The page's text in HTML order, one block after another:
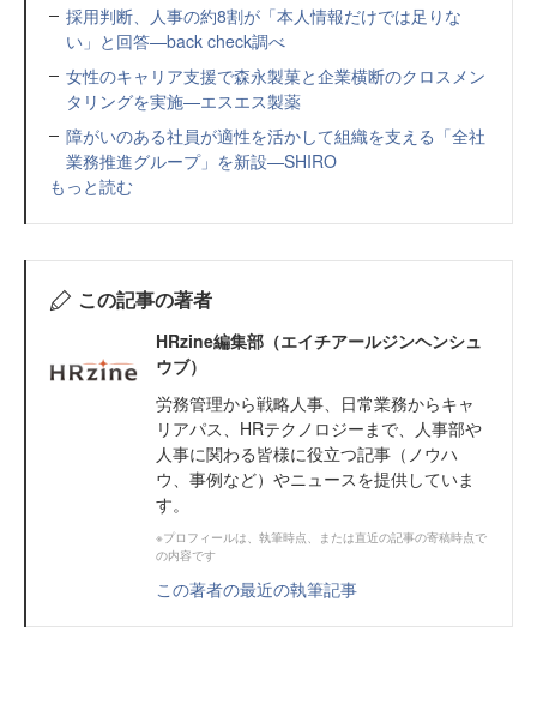
採用判断、人事の約8割が「本人情報だけでは足りな
い」と回答—back check調べ
女性のキャリア支援で森永製菓と企業横断のクロスメン
タリングを実施—エスエス製薬
障がいのある社員が適性を活かして組織を支える「全社
業務推進グループ」を新設—SHIRO
もっと読む
この記事の著者
HRzine編集部（エイチアールジンヘンシュ
ウブ）
労務管理から戦略人事、日常業務からキャ
リアパス、HRテクノロジーまで、人事部や
人事に関わる皆様に役立つ記事（ノウハ
ウ、事例など）やニュースを提供していま
す。
※プロフィールは、執筆時点、または直近の記事の寄稿時点で
の内容です
この著者の最近の執筆記事